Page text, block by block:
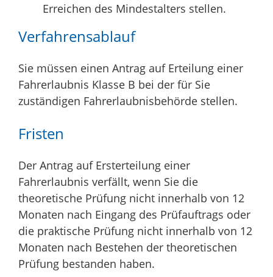
Erreichen des Mindestalters stellen.
Verfahrensablauf
Sie müssen einen Antrag auf Erteilung einer
Fahrerlaubnis Klasse B bei der für Sie
zuständigen Fahrerlaubnisbehörde stellen.
Fristen
Der Antrag auf Ersterteilung einer
Fahrerlaubnis verfällt, wenn Sie die
theoretische Prüfung nicht innerhalb von 12
Monaten nach Eingang des Prüfauftrags oder
die praktische Prüfung nicht innerhalb von 12
Monaten nach Bestehen der theoretischen
Prüfung bestanden haben.